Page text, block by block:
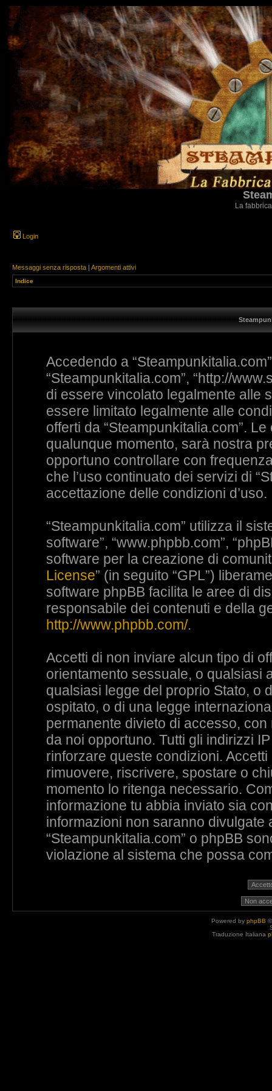
La
Login
Messaggi senza risposta | Argomenti attivi
Indice
Accedendo a
“Steampunkitalia.com”, “http://
di essere vincolato legalmente alle
essere limitato legalmente alle
offerti da “Steampunkitalia.com”.
qualunque momento, sarà nostra
opportuno controllare con
che l’uso continuato dei servizi di
accettazione delle condizioni d’uso.
“Steampunkitalia.com” utilizza il
software”, “www.phpbb.com”,
software per la creazione di
License” (in seguito “GPL”)
software phpBB facilita le aree di
responsabile dei contenuti e della
http://www.phpbb.com/.
Accetti di non inviare alcun tipo di
orientamento sessuale, o qualsiasi
qualsiasi legge del proprio Stato, o
ospitato, o di una legge
permanente divieto di accesso,
da noi opportuno. Tutti gli indirizzi
rinforzare queste condizioni.
rimuovere, riscrivere, spostare o
momento lo ritenga necessario.
informazione tu abbia inviato sia
informazioni non saranno
“Steampunkitalia.com” o phpBB
violazione al sistema che possa
Powered by phpBB
Traduzione Italiana